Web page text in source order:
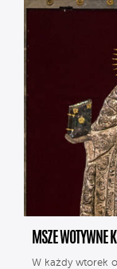
MSZE WOTYWNE
W każdy wtorek